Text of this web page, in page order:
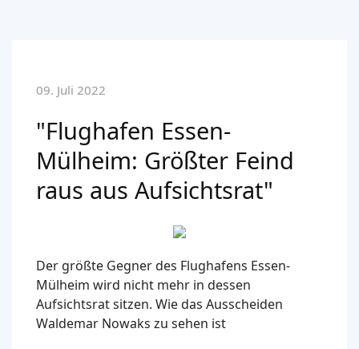
09. Juli 2022
"Flughafen Essen-
Mülheim: Größter Feind
raus aus Aufsichtsrat"
Der größte Gegner des Flughafens Essen-
Mülheim wird nicht mehr in dessen
Aufsichtsrat sitzen. Wie das Ausscheiden
Waldemar Nowaks zu sehen ist